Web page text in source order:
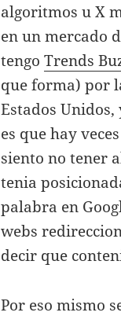
algoritmos u X
en un mercado
tengoTrends
que forma) por
Estados
es que hay
siento no tener
tenia
palabra en
webs
decir que
Por eso mismo